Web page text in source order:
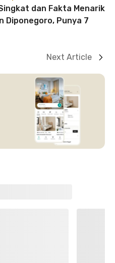
dan Fakta Menarik
Diponegoro, Punya 7
Next Article